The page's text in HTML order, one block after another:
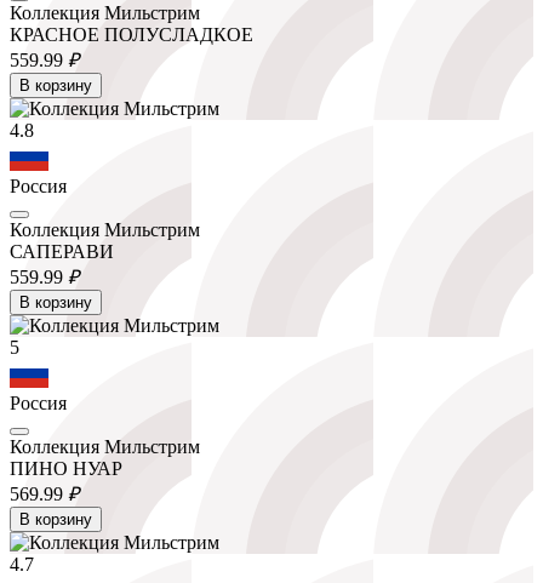
Коллекция Мильстрим
КРАСНОЕ ПОЛУСЛАДКОЕ
559.99 ₽
В корзину
4.8
Россия
Коллекция Мильстрим
САПЕРАВИ
559.99 ₽
В корзину
5
Россия
Коллекция Мильстрим
ПИНО НУАР
569.99 ₽
В корзину
4.7